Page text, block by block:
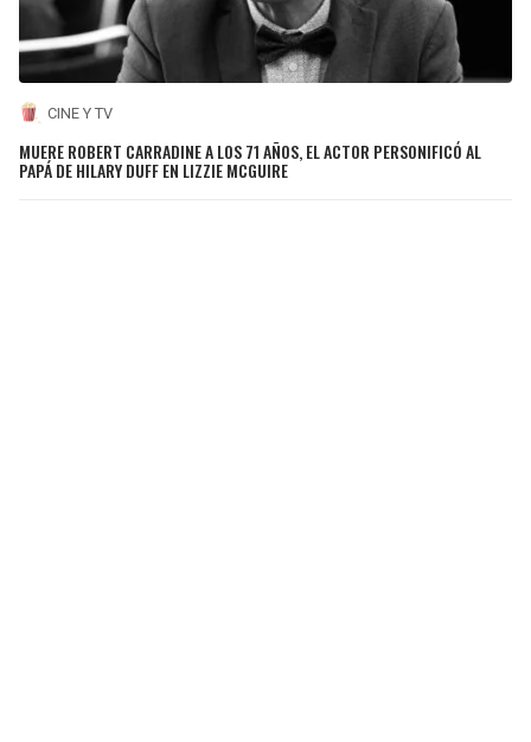
CINE Y TV
MUERE ROBERT CARRADINE A LOS 71 AÑOS, EL ACTOR PERSONIFICÓ AL
PAPÁ DE HILARY DUFF EN LIZZIE MCGUIRE